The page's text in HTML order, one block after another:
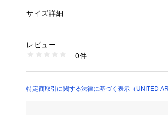
とても軽やかで、清涼感があります。
シンプルなデザインで汎用性が高く、幅広
ートに取り入れられます。
※商品に「取り扱い上の注意書き」、「洗
性別：メンズ
洗濯：手洗い可
※詳しい洗濯方法については、商品の品質表示タ
商品番号：1083000012338 （モール）
サイズ詳細
レビュー
0件
特定商取引に関する法律に基づく表示（UNITED